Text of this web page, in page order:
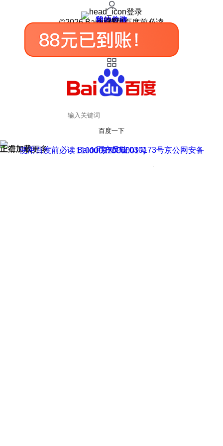
登录
我的关注
我的收藏
皮肤中心
用户反馈
设置
©2026 Baidu 使用百度前必读
百度一下
正在加载
上滑加载更多 用户反馈
使用百度前必读 Baidu 京ICP证030173号
京公网安备11000002000001号